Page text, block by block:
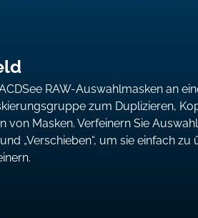
RAW-Auswahlmasken an
zum Duplizieren,
von Masken. Verfeinern Sie
„Verschieben“, um sie einfach